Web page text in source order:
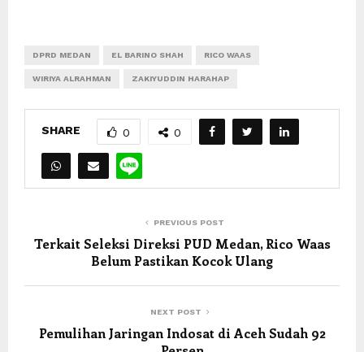
DPRD MEDAN EL BARINO SHAH RICO WAAS
WIRIYA ALRAHMAN ZAKIYUDDIN HARAHAP
SHARE 0 0
PREVIOUS POST
Terkait Seleksi Direksi PUD Medan, Rico Waas
Belum Pastikan Kocok Ulang
NEXT POST
Pemulihan Jaringan Indosat di Aceh Sudah 92